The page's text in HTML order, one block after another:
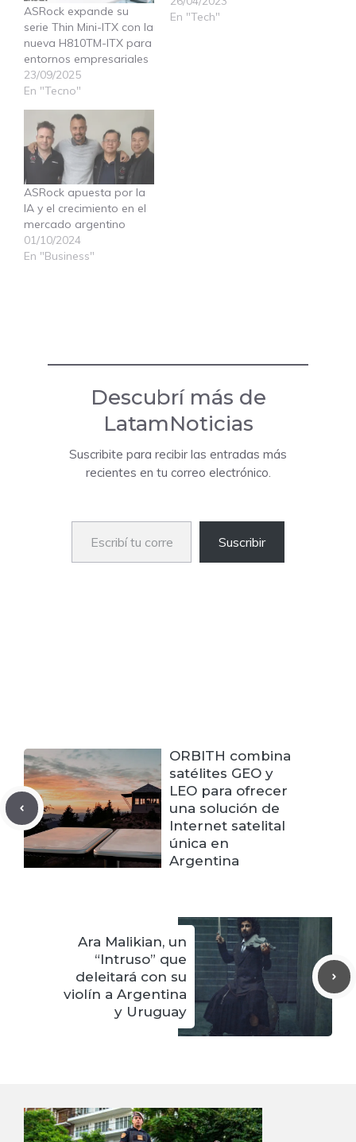
ASRock expande su
serie Thin Mini-ITX con la
nueva H810TM-ITX para
entornos empresariales
23/09/2025
En "Tecno"
En "Tech"
ASRock apuesta por la
IA y el crecimiento en el
mercado argentino
01/10/2024
En "Business"
Descubrí más de
LatamNoticias
Suscribite para recibir las entradas más
recientes en tu correo electrónico.
Escribí tu correo electrónico…
Suscribir
ORBITH combina
satélites GEO y
LEO para ofrecer
una solución de
Internet satelital
única en
Argentina
Ara Malikian, un
“Intruso” que
deleitará con su
violín a Argentina
y Uruguay